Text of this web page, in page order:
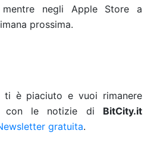
negli Apple Store a
prossima.
ti è piaciuto e vuoi rimanere
con le notizie di BitCity.it
gratuita.